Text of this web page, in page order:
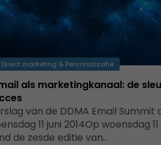
Direct marketing & Personalisatie
als marketingkanaal: de
van de DDMA Email Summit
11 juni 2014Op woensdag 11
de zesde editie van…